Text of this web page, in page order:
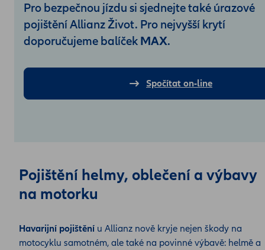
Pro bezpečnou jízdu si sjednejte také úrazové
pojištění Allianz Život. Pro nejvyšší krytí
doporučujeme balíček MAX.
Spočítat on-line
Pojištění helmy, oblečení a výbavy
na motorku
Havarijní pojištění u Allianz nově kryje nejen škody na
motocyklu samotném, ale také na povinné výbavě: helmě a